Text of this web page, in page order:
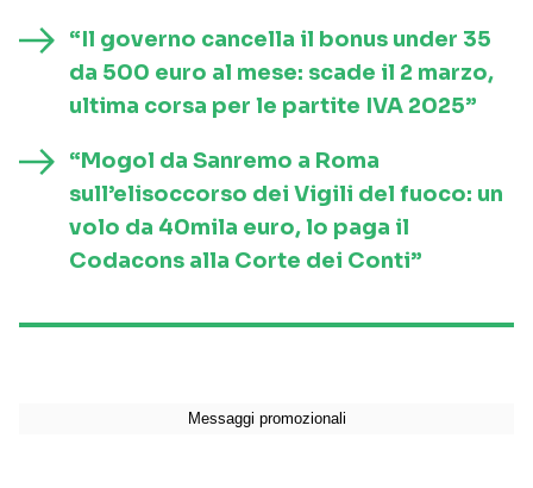
“Il governo cancella il bonus under 35
da 500 euro al mese: scade il 2 marzo,
ultima corsa per le partite IVA 2025”
“Mogol da Sanremo a Roma
sull’elisoccorso dei Vigili del fuoco: un
volo da 40mila euro, lo paga il
Codacons alla Corte dei Conti”